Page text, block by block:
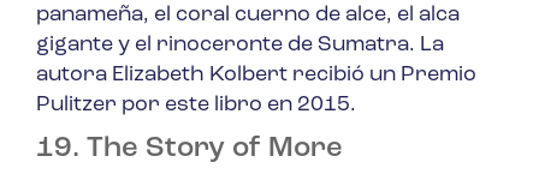
panameña, el coral cuerno de alce, el alca
gigante y el rinoceronte de Sumatra. La
autora Elizabeth Kolbert recibió un Premio
Pulitzer por este libro en 2015.
19. The Story of More